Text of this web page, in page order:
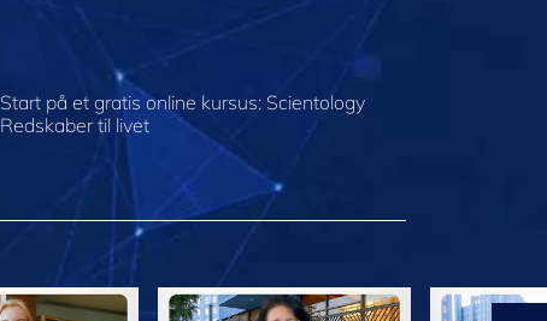
Start på et gratis online kursus: Scientology
Redskaber til livet